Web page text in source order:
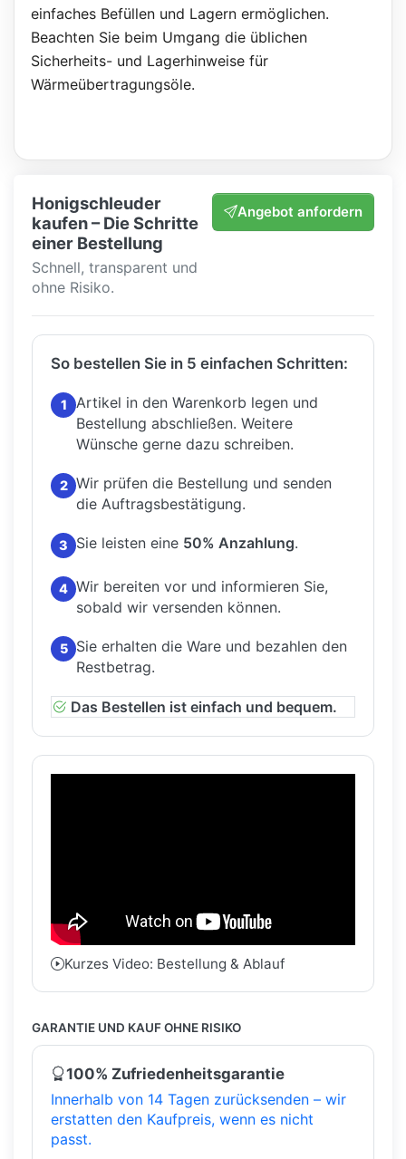
einfaches Befüllen und Lagern ermöglichen.
Beachten Sie beim Umgang die üblichen
Sicherheits- und Lagerhinweise für
Wärmeübertragungsöle.
Honigschleuder
kaufen – Die Schritte
einer Bestellung
Schnell, transparent und
ohne Risiko.
Angebot anfordern
So bestellen Sie in 5 einfachen Schritten:
1
Artikel in den Warenkorb legen und
Bestellung abschließen. Weitere
Wünsche gerne dazu schreiben.
2 Wir prüfen die Bestellung und senden
die Auftragsbestätigung.
3 Sie leisten eine 50% Anzahlung.
4 Wir bereiten vor und informieren Sie,
sobald wir versenden können.
5
Sie erhalten die Ware und bezahlen den
Restbetrag.
Das Bestellen ist einfach und bequem.
Kurzes Video: Bestellung & Ablauf
GARANTIE UND KAUF OHNE RISIKO
100% Zufriedenheitsgarantie
Innerhalb von 14 Tagen zurücksenden – wir
erstatten den Kaufpreis, wenn es nicht
passt.